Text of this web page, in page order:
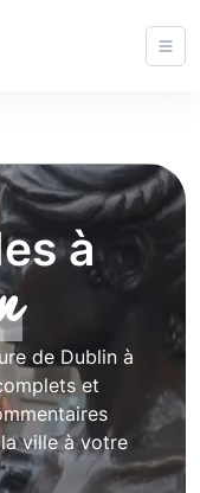
à
de Dublin à
et
ville à votre